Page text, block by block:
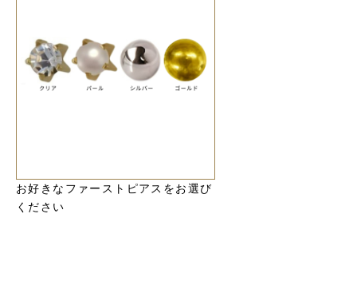
お好きなファーストピアスをお選び
ください